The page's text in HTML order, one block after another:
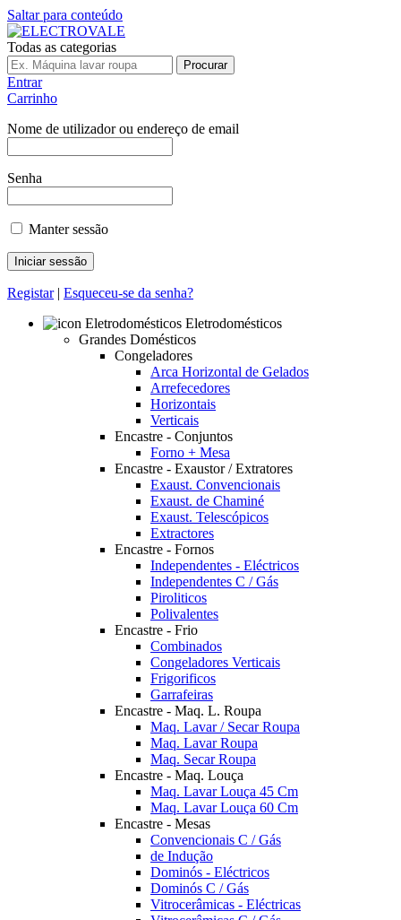
Saltar para conteúdo
Todas as categorias
Procurar
Entrar
Carrinho
Nome de utilizador ou endereço de email
Senha
Manter sessão
Registar| Esqueceu-se da senha?
Eletrodomésticos
Grandes Domésticos
Congeladores
Arca Horizontal de Gelados
Arrefecedores
Horizontais
Verticais
Encastre - Conjuntos
Forno + Mesa
Encastre - Exaustor / Extratores
Exaust. Convencionais
Exaust. de Chaminé
Exaust. Telescópicos
Extractores
Encastre - Fornos
Independentes - Eléctricos
Independentes C / Gás
Piroliticos
Polivalentes
Encastre - Frio
Combinados
Congeladores Verticais
Frigorificos
Garrafeiras
Encastre - Maq. L. Roupa
Maq. Lavar / Secar Roupa
Maq. Lavar Roupa
Maq. Secar Roupa
Encastre - Maq. Louça
Maq. Lavar Louça 45 Cm
Maq. Lavar Louça 60 Cm
Encastre - Mesas
Convencionais C / Gás
de Indução
Dominós - Eléctricos
Dominós C / Gás
Vitrocerâmicas - Eléctricas